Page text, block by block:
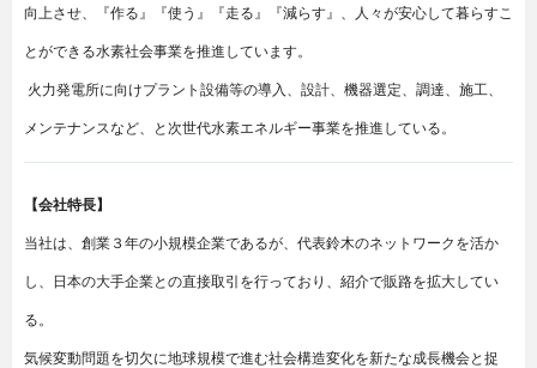
向上させ、『作る』『使う』『走る』『減らす』、人々が安心して暮らすこ
とができる水素社会事業を推進しています。
火力発電所に向けプラント設備等の導入、設計、機器選定、調達、施工、
メンテナンスなど、と次世代水素エネルギー事業を推進している。
【会社特長】
当社は、創業３年の小規模企業であるが、代表鈴木のネットワークを活か
し、日本の大手企業との直接取引を行っており、紹介で販路を拡大してい
る。
気候変動問題を切欠に地球規模で進む社会構造変化を新たな成長機会と捉